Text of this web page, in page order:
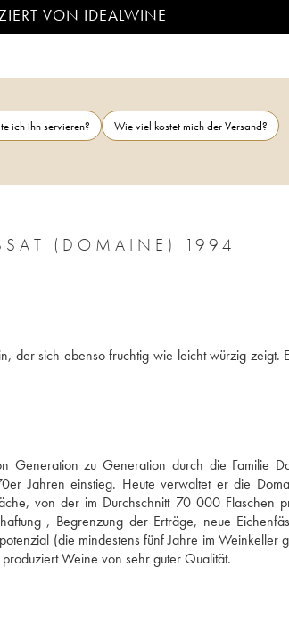
VON IDEALWINE
ich ihn servieren?
Wie viel kostet mich der Versand?
(DOMAINE) 1994
der sich ebenso fruchtig wie leicht würzig zeigt.
Generation zu Generation durch die Familie
Jahren einstieg. Heute verwaltet er die
von der im Durchschnitt 70 000 Flaschen
, Begrenzung der Erträge, neue
(die mindestens fünf Jahre im Weinkeller
Weine von sehr guter Qualität.